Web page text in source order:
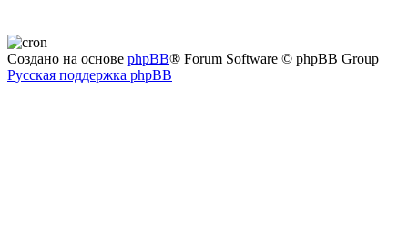
Создано на основе phpBB® Forum Software © phpBB Group
Русская поддержка phpBB